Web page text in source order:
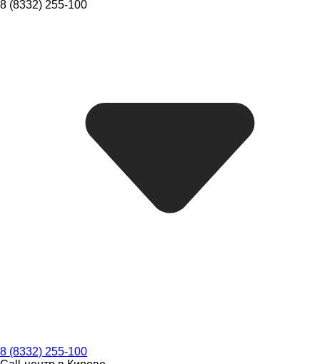
8 (8332) 255-100
8 (8332) 255-100